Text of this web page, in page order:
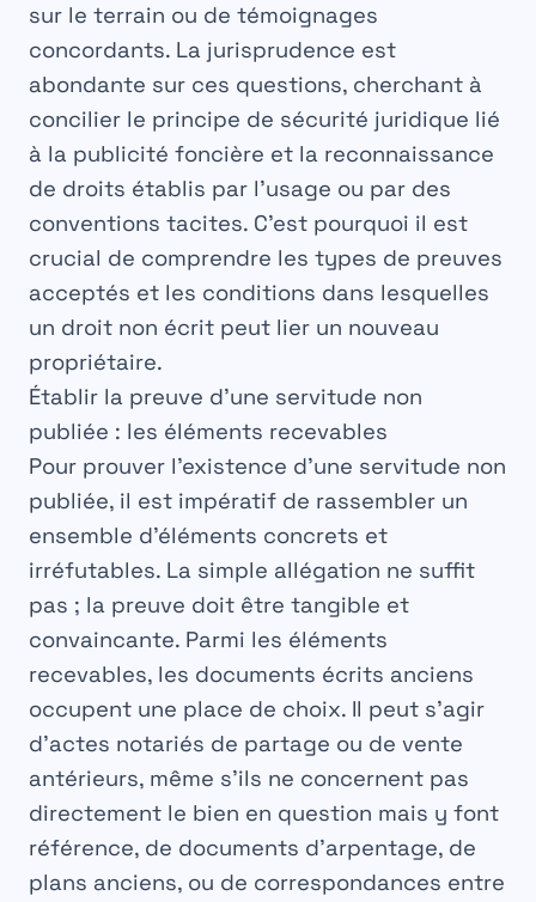
sur le terrain ou de témoignages
concordants. La jurisprudence est
abondante sur ces questions, cherchant à
concilier le principe de sécurité juridique lié
à la publicité foncière et la reconnaissance
de droits établis par l’usage ou par des
conventions tacites. C’est pourquoi il est
crucial de comprendre les types de preuves
acceptés et les conditions dans lesquelles
un droit non écrit peut lier un nouveau
propriétaire.
Établir la preuve d’une servitude non
publiée : les éléments recevables
Pour prouver l’existence d’une servitude non
publiée, il est impératif de rassembler un
ensemble d’éléments concrets et
irréfutables. La simple allégation ne suffit
pas ; la preuve doit être tangible et
convaincante. Parmi les éléments
recevables, les documents écrits anciens
occupent une place de choix. Il peut s’agir
d’actes notariés de partage ou de vente
antérieurs, même s’ils ne concernent pas
directement le bien en question mais y font
référence, de documents d’arpentage, de
plans anciens, ou de correspondances entre